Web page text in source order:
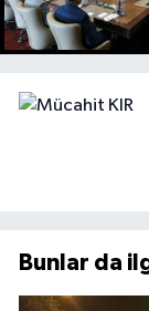
Bunlar da